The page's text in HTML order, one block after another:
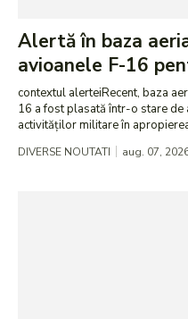
Alertă în baza
avioanele F-16
contextul alerteiRecent, baza
16 a fost plasată într-o stare de
activităților militare în
DIVERSE NOUTATI aug. 07,